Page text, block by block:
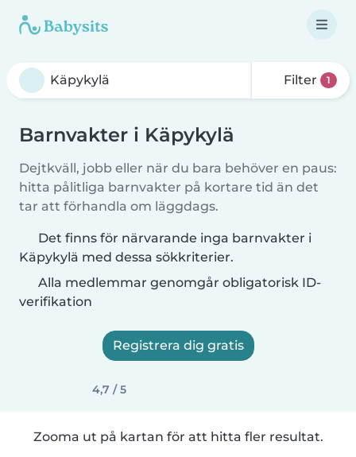
Filter 1
Barnvakter i Käpykylä
Dejtkväll, jobb eller när du bara behöver en paus:
hitta pålitliga barnvakter på kortare tid än det
tar att förhandla om läggdags.
Det finns för närvarande inga barnvakter i
Käpykylä med dessa sökkriterier.
Alla medlemmar genomgår obligatorisk ID-
verifikation
Registrera dig gratis
4,7 / 5
Zooma ut på kartan för att hitta fler resultat.